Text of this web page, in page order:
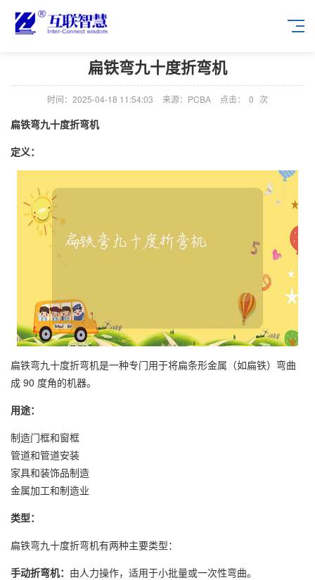
扁铁弯九十度折弯机
时间：2025-04-18 11:54:03 来源：PCBA 点击： 0 次
扁铁弯九十度折弯机
定义：
扁铁弯九十度折弯机是一种专门用于将扁条形金属（如扁铁）弯曲
成 90 度角的机器。
用途：
制造门框和窗框
管道和管道安装
家具和装饰品制造
金属加工和制造业
类型：
扁铁弯九十度折弯机有两种主要类型：
手动折弯机： 由人力操作，适用于小批量或一次性弯曲。